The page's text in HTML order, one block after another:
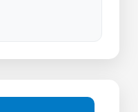
Удобный
лучшие